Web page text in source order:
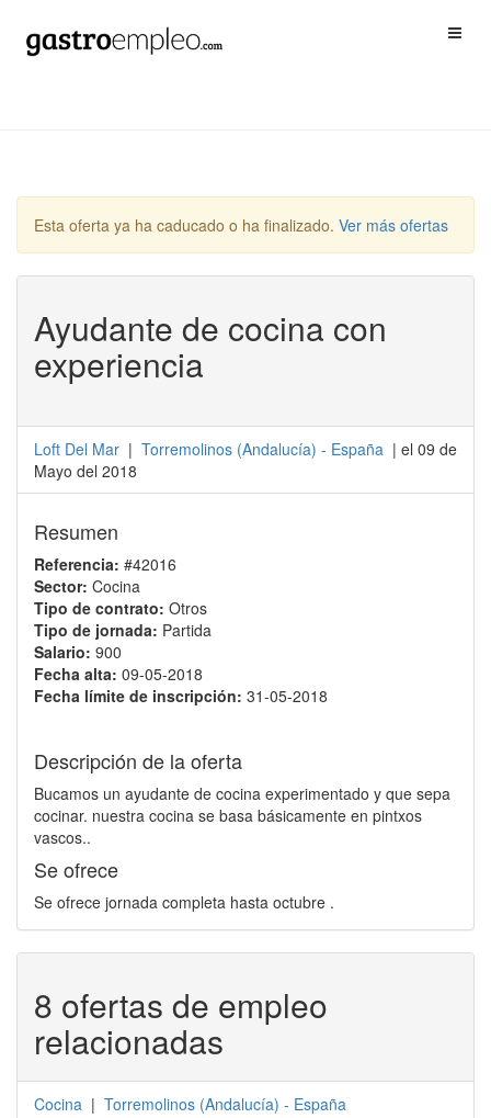
Esta oferta ya ha caducado o ha finalizado. Ver más ofertas
Ayudante de cocina con
experiencia
Loft Del Mar | Torremolinos (Andalucía) - España | el 09 de
Mayo del 2018
Resumen
Referencia: #42016
Sector: Cocina
Tipo de contrato: Otros
Tipo de jornada: Partida
Salario: 900
Fecha alta: 09-05-2018
Fecha límite de inscripción: 31-05-2018
Descripción de la oferta
Bucamos un ayudante de cocina experimentado y que sepa
cocinar. nuestra cocina se basa básicamente en pintxos
vascos..
Se ofrece
Se ofrece jornada completa hasta octubre .
8 ofertas de empleo
relacionadas
Cocina | Torremolinos (Andalucía) - España